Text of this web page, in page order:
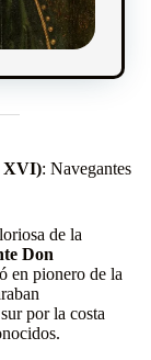
XVI): Navegantes
de la
Don
en pionero de la
por la costa